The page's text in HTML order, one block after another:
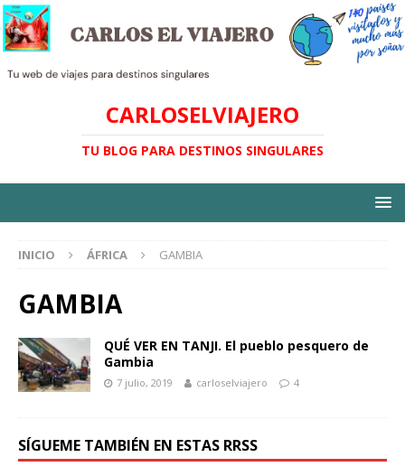
CARLOSELVIAJERO
TU BLOG PARA DESTINOS SINGULARES
INICIO ÁFRICA GAMBIA
GAMBIA
QUÉ VER EN TANJI. El pueblo pesquero de
Gambia
7 julio, 2019 carloselviajero 4
SÍGUEME TAMBIÉN EN ESTAS RRSS